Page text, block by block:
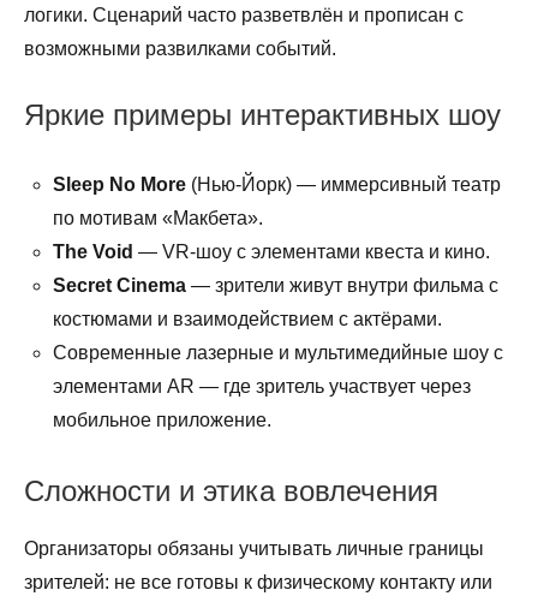
логики. Сценарий часто разветвлён и прописан с
возможными развилками событий.
Яркие примеры интерактивных шоу
Sleep No More (Нью-Йорк) — иммерсивный театр
по мотивам «Макбета».
The Void — VR-шоу с элементами квеста и кино.
Secret Cinema — зрители живут внутри фильма с
костюмами и взаимодействием с актёрами.
Современные лазерные и мультимедийные шоу с
элементами AR — где зритель участвует через
мобильное приложение.
Сложности и этика вовлечения
Организаторы обязаны учитывать личные границы
зрителей: не все готовы к физическому контакту или